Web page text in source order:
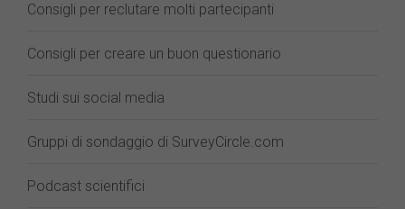
Consigli per reclutare molti partecipanti
Consigli per creare un buon questionario
Studi sui social media
Gruppi di sondaggio di SurveyCircle.com
Podcast scientifici